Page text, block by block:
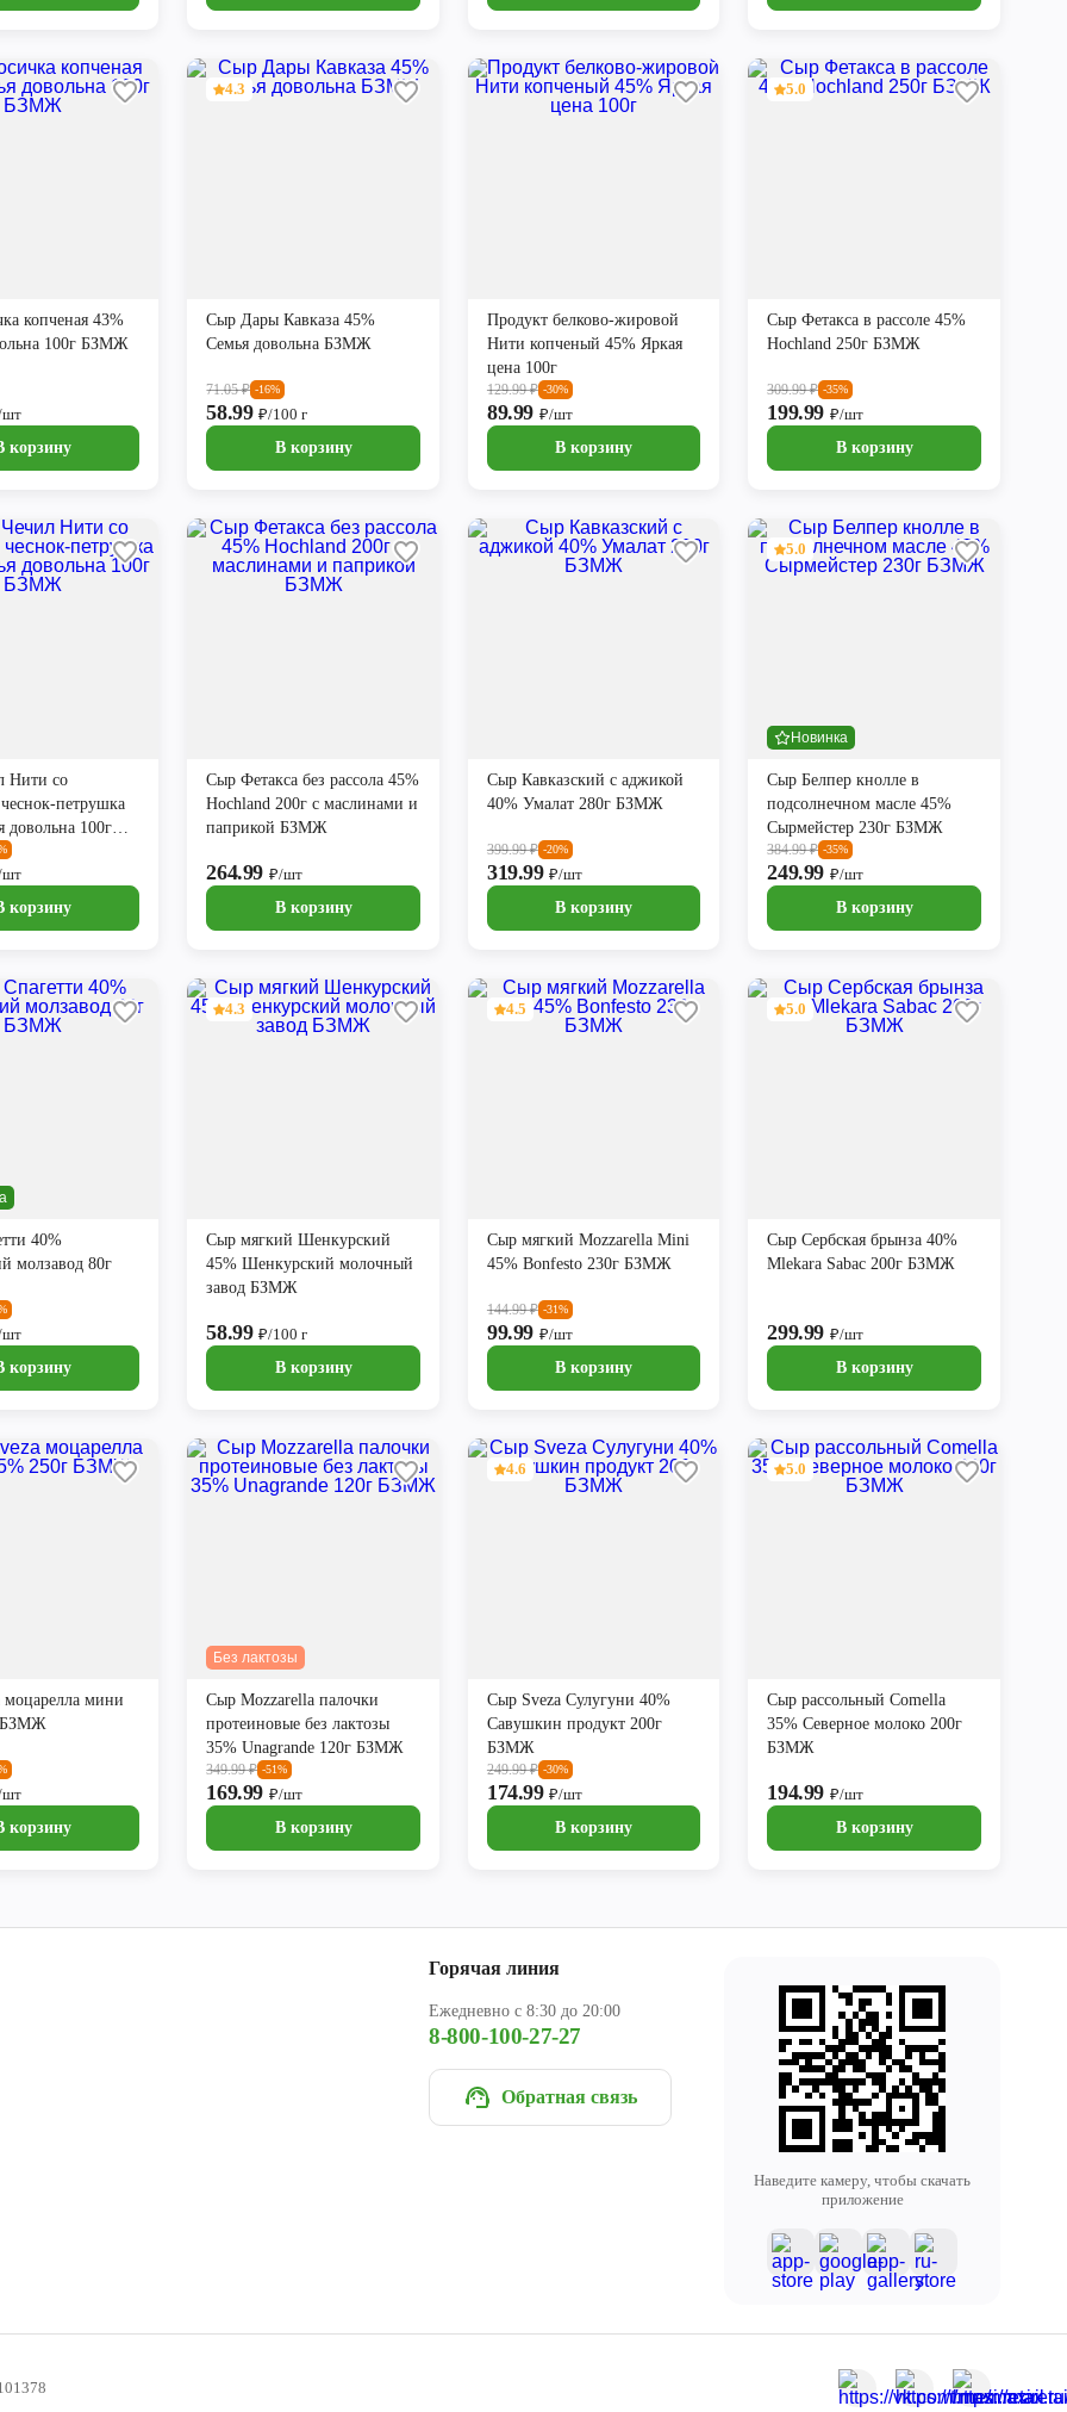
копченая 43%
100г БЗМЖ
корзину
4.3
Сыр Дары Кавказа 45%
Семья довольна БЗМЖ
71.05₽ -16%
58.99₽/100 г
В корзину
Продукт белково-жировой
Нити копченый 45% Яркая
цена 100г
129.99₽ -30%
89.99 ₽/шт
В корзину
5.0
Сыр Фетакса в рассоле 45%
Hochland 250г БЗМЖ
309.99₽ -35%
199.99 ₽/шт
В корзину
Нити со
петрушка
довольна 100г
корзину
Сыр Фетакса без рассола 45%
Hochland 200г с маслинами и
паприкой БЗМЖ
264.99 ₽/шт
В корзину
Сыр Кавказский с аджикой
40% Умалат 280г БЗМЖ
399.99₽ -20%
319.99₽/шт
В корзину
Новинка
5.0
Сыр Белпер кнолле в
подсолнечном масле 45%
Сырмейстер 230г БЗМЖ
384.99₽ -35%
249.99 ₽/шт
В корзину
40%
молзавод 80г
корзину
4.3
Сыр мягкий Шенкурский
45% Шенкурский молочный
завод БЗМЖ
58.99₽/100 г
В корзину
4.5
Сыр мягкий Mozzarella Mini
45% Bonfesto 230г БЗМЖ
144.99₽ -31%
99.99 ₽/шт
В корзину
5.0
Сыр Сербская брынза 40%
Mlekara Sabac 200г БЗМЖ
299.99 ₽/шт
В корзину
моцарелла мини
БЗМЖ
корзину
Без лактозы
Сыр Mozzarella палочки
протеиновые без лактозы
35% Unagrande 120г БЗМЖ
349.99₽ -51%
169.99 ₽/шт
В корзину
4.6
Сыр Sveza Сулугуни 40%
Савушкин продукт 200г
БЗМЖ
249.99₽ -30%
174.99₽/шт
В корзину
5.0
Сыр рассольный Comella
35% Северное молоко 200г
БЗМЖ
194.99 ₽/шт
В корзину
Горячая линия
Ежедневно с 8:30 до 20:00
8-800-100-27-27
Обратная связь
Наведите камеру, чтобы скачать
приложение